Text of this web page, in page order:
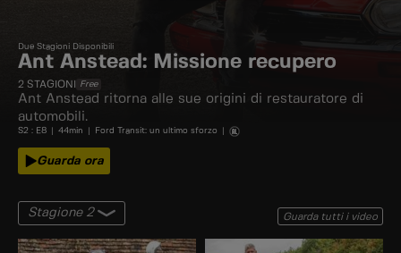
Due Stagioni Disponibili
Ant Anstead: Missione recupero
2 STAGIONI Free
Ant Anstead ritorna alle sue origini di restauratore di
automobili.
S2 : E8 44min Ford Transit: un ultimo sforzo
Guarda ora
Stagione 2 Guarda tutti i video